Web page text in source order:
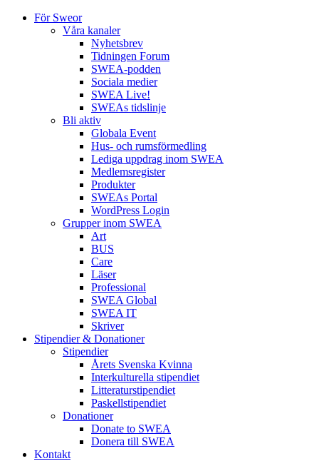
För Sweor
Våra kanaler
Nyhetsbrev
Tidningen Forum
SWEA-podden
Sociala medier
SWEA Live!
SWEAs tidslinje
Bli aktiv
Globala Event
Hus- och rumsförmedling
Lediga uppdrag inom SWEA
Medlemsregister
Produkter
SWEAs Portal
WordPress Login
Grupper inom SWEA
Art
BUS
Care
Läser
Professional
SWEA Global
SWEA IT
Skriver
Stipendier & Donationer
Stipendier
Årets Svenska Kvinna
Interkulturella stipendiet
Litteraturstipendiet
Paskellstipendiet
Donationer
Donate to SWEA
Donera till SWEA
Kontakt